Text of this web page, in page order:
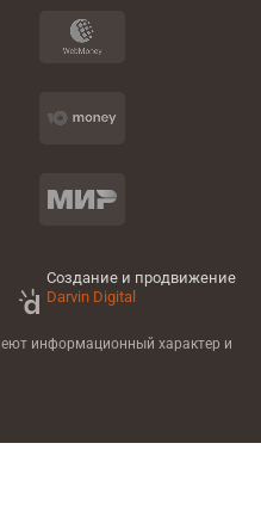
Создание и продвижение
Darvin Digital
информационный характер и